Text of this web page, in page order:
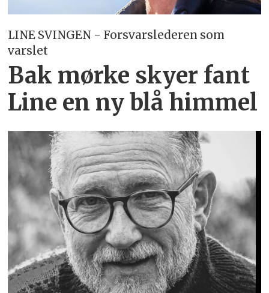
LINE SVINGEN - Forsvarslederen som
varslet
Bak mørke skyer fant
Line en ny blå himmel